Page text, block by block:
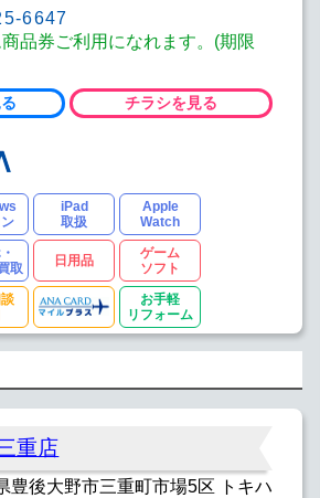
6647
品券ご利用になれます。(期限
チラシを見る
iPad
取扱
Apple
Watch
取
日用品
ゲーム
ソフト
お手軽
リフォーム
重店
豊後大野市三重町市場5区 トキハ